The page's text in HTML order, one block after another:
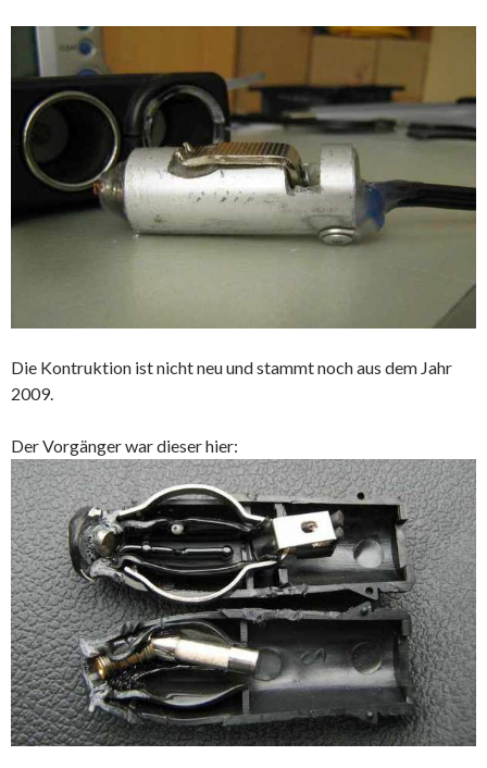
Die Kontruktion ist nicht neu und stammt noch aus dem Jahr
2009.
Der Vorgänger war dieser hier: